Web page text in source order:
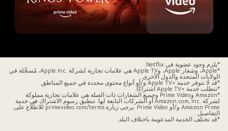
هذه
هي
شعارات
منصات
بث
الفيديو
*يلزم وجود عضوية في Netflix.
*Apple، وشعار Apple، وApple TV هي علامات تجارية لشركة Apple Inc.‎، مُسجَّلة في
الولايات المتحدة والدول الأخرى.
*قد لا تتوفر خدمة Apple TV+‎ و/أو أنواع محتوى محددة في جميع المناطق.
*تتطلب خدمة Apple TV+‎ اشتراكًا.
*Amazon وPrime Video وجميع الشعارات ذات الصلة هي علامات تجارية مملوكة
لشركة Amazon.com, Inc.‎ أو الشركات التابعة لها. تنطبق رسوم الاشتراك في خدمة
Amazon Prime و/أو Prime Video. يرجى زيارة primevideo.com/terms للاطِّلاع على
التفاصيل.
*قد تختلف الخدمة المدعومة باختلاف البلد.